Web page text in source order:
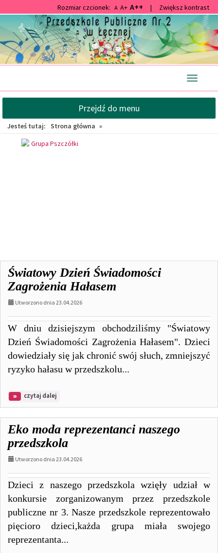
głównej
treści
wyszukiwarki
Rozmiar czcionek: A A+ A++ | Zwiększ kontrast
Przełącz
Przejdź do menu
Jesteś tutaj: Strona główna »
AKTUALNOŚCI,
strona
4:
Światowy Dzień Świadomości
Zagrożenia Hałasem
Utworzono dnia 23.04.2026
W dniu dzisiejszym obchodziliśmy "Światowy
Dzień Świadomości Zagrożenia Hałasem". Dzieci
dowiedziały się jak chronić swój słuch, zmniejszyć
ryzyko hałasu w przedszkolu...
czytaj dalej
Świadomości
Zagrożenia
Hałasem
Eko moda reprezentanci naszego
przedszkola
Utworzono dnia 23.04.2026
Dzieci z naszego przedszkola wzięły udział w
konkursie zorganizowanym przez przedszkole
publiczne nr 3. Nasze przedszkole reprezentowało
pięcioro dzieci,każda grupa miała swojego
reprezentanta...